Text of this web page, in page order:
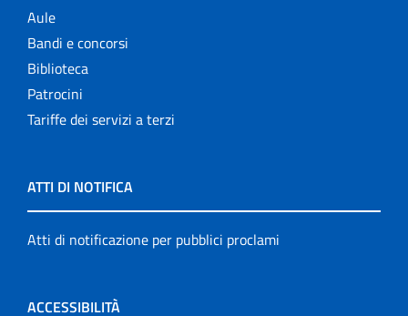
Aule
Bandi e concorsi
Biblioteca
Patrocini
Tariffe dei servizi a terzi
ATTI DI NOTIFICA
Atti di notificazione per pubblici proclami
ACCESSIBILITÀ